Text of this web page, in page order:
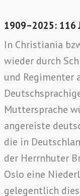
1909–2025: 116
In Christiania
wieder durch
und Regimenter
Muttersprache
angereiste
die in
der Herrnhuter
Oslo eine
gelegentlich